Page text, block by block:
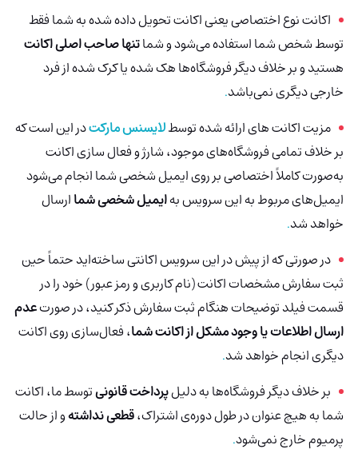
اکانت نوع اختصاصی یعنی اکانت تحویل داده شده به شما فقط
توسط شخص شما استفاده می‌شود و شماتنها صاحب اصلی اکانت
هستید و بر خلاف دیگر فروشگاه‌ها هک شدهیا کرک شده از فرد
خارجی دیگری نمی‌باشد.
مزیت اکانت های ارائه شده توسطلایسنس مارکتدر این است که
بر خلاف تمامی فروشگاه‌های موجود، شارژ و فعال سازی اکانت
به‌صورت کاملاً اختصاصی بر روی ایمیل شخصی شما انجام می‌شود
ایمیل‌های مربوط به این سرویس بهایمیل شخصی شماارسال
خواهد شد.
در صورتی که از پیش در این سرویس اکانتی ساخته‌اید حتماً حین
ثبت سفارش مشخصات اکانت (نام کاربری و رمز عبور) خود را در
قسمت فیلد توضیحات هنگام ثبت سفارش ذکر کنید، در صورتعدم
ارسال اطلاعات یا وجود مشکل از اکانت شما، فعال‌سازی روی اکانت
دیگری انجام خواهد شد.
بر خلاف دیگر فروشگاه‌ها به دلیلپرداخت قانونیتوسط ما، اکانت
شما به هیچ عنوان در طول دوره‌ی اشتراک،قطعی نداشتهو از حالت
پرمیوم خارج نمی‌شود.